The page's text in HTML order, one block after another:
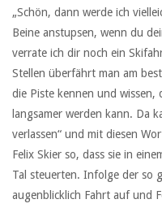
„Schön, dann werde ich
Beine anstupsen, wenn du
verrate ich dir noch ein
Stellen überfährt man am
die Piste kennen und wissen,
langsamer werden kann. Da
verlassen“ und mit diesen
Felix Skier so, dass sie in
Tal steuerten. Infolge der so
augenblicklich Fahrt auf und